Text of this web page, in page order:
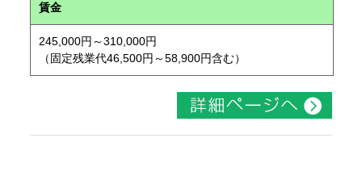
賃金
245,000円～310,000円
（固定残業代46,500円～58,900円含む）